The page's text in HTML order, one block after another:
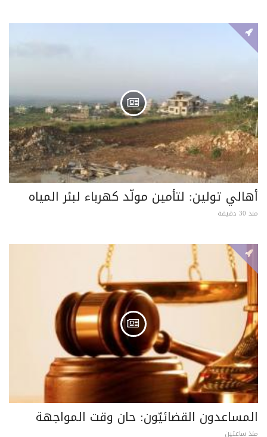
أهالي تولين: لتأمين مولّد كهرباء لبئر المياه
منذ 30 دقيقة
المساعدون القضائيّون: حان وقت المواجهة
منذ ساعتين